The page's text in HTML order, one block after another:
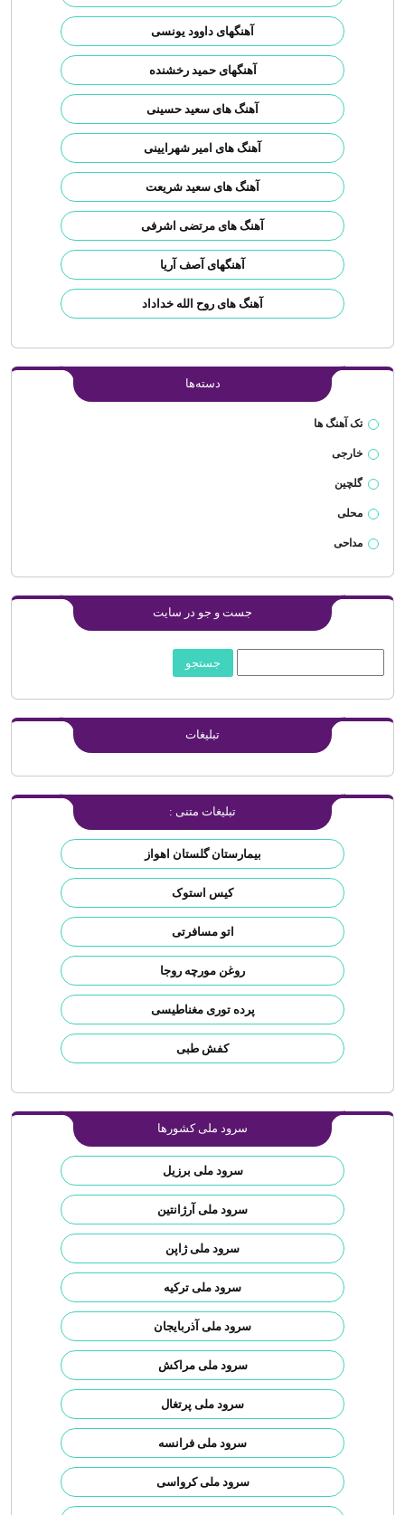
آهنگهای داوود یونسی
آهنگهای حمید رخشنده
آهنگ های سعید حسینی
آهنگ های امیر شهرایینی
آهنگ های سعید شریعت
آهنگ های مرتضی اشرفی
آهنگهای آصف آریا
آهنگ های روح الله خداداد
دسته‌ها
تک آهنگ ها
خارجی
گلچین
محلی
مداحی
جست و جو در سایت
تبلیغات
تبلیغات متنی :
بیمارستان گلستان اهواز
کیس استوک
اتو مسافرتی
روغن مورچه روجا
پرده توری مغناطیسی
کفش طبی
سرود ملی کشورها
سرود ملی برزیل
سرود ملی آرژانتین
سرود ملی ژاپن
سرود ملی ترکیه
سرود ملی آذربایجان
سرود ملی مراکش
سرود ملی پرتغال
سرود ملی فرانسه
سرود ملی کرواسی